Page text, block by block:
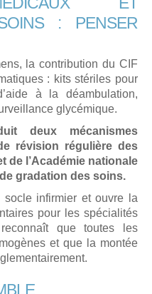
: PENSER
la contribution du CIF
: kits stériles pour
à la déambulation,
glycémique.
deux mécanismes
révision régulière des
de l’Académie nationale
gradation des soins.
infirmier et ouvre la
pour les spécialités
que toutes les
et que la montée